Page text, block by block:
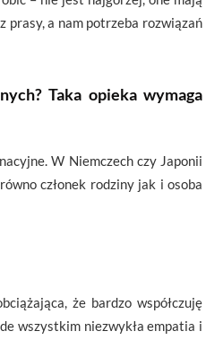
prasy, a nam potrzeba rozwiązań
Taka opieka wymaga
W Niemczech czy Japonii
członek rodziny jak i osoba
że bardzo współczuję
wszystkim niezwykła empatia i